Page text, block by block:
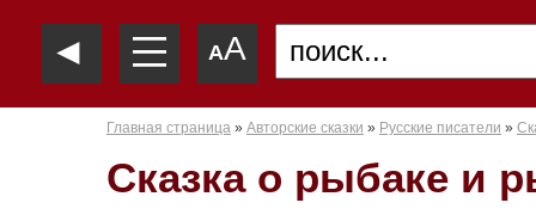
◄ —
—
— AA
Главная страница » Авторские сказки » Русские писатели »
Сказка о рыбаке и